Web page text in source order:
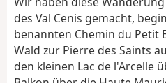
des Val Cenis gemacht,
benannten Chemin du Petit
Wald zur Pierre des Saints
den kleinen Lac de l'Arcelle